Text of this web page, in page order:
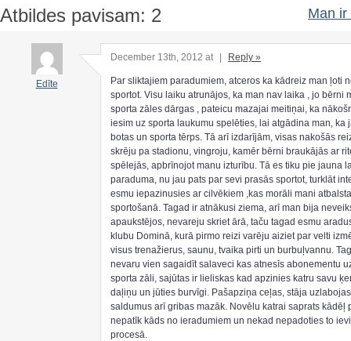
Atbildes pavisam: 2 Man ir
Edīte
December 13th, 2012 at | Reply »
Par sliktajiem paradumiem, atceros ka kādreiz man ļoti
sportot. Visu laiku atrunājos, ka man nav laika , jo bērni
sporta zāles dārgas , pateicu mazajai meitiņai, ka
iesim uz sporta laukumu spelēties, lai atgādina man, ka
botas un sporta tērps. Tā arī izdarījām, visas nakošās
skrēju pa stadionu, vingroju, kamēr bērni braukājās ar
spēlejās, apbrīnojot manu izturību. Tā es tiku pie jauna
paraduma, nu jau pats par sevi prasās sportot, turklāt
esmu iepazinusies ar cilvēkiem ,kas morāli mani atbalsta
sportošanā. Tagad ir atnākusi ziema, arī man bija
apaukstējos, nevareju skriet ārā, taču tagad esmu
klubu Dominā, kurā pirmo reizi varēju aiziet par velti
visus trenažierus, saunu, tvaika pirti un burbuļvannu.
nevaru vien sagaidīt salaveci kas atnesīs abonementu
sporta zāli, sajūtas ir lieliskas kad apzinies katru savu
daļiņu un jūties burvīgi. Pašapziņa ceļas, stāja
saldumus arī gribas mazāk. Novēlu katrai saprats kādēļ
nepatīk kāds no ieradumiem un nekad nepadoties to
procesā.